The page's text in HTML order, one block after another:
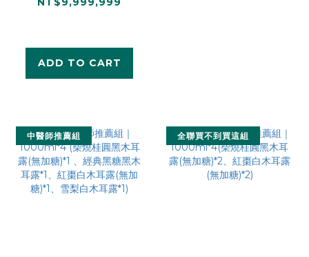
ADD TO CART
中醫師推薦組 全聯買不到買這組